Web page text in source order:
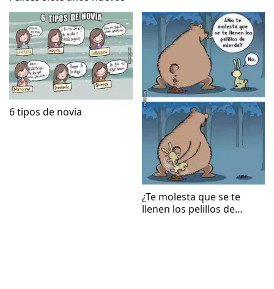
6 tipos de novia
¿Te molesta que se te
llenen los pelillos de